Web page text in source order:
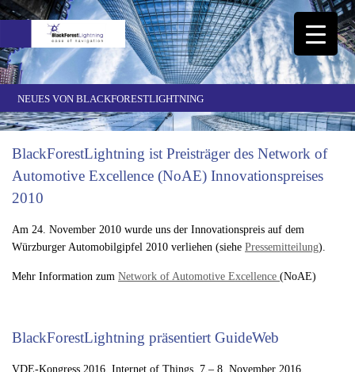
NEUES VON BLACKFORESTLIGHTNING
BlackForestLightning ist Preisträger des Network of
Automotive Excellence (NoAE) Innovationspreises
2010
Am 24. November 2010 wurde uns der Innovationspreis auf dem
Würzburger Automobilgipfel 2010 verliehen (siehe Pressemitteilung).
Mehr Information zum Network of Automotive Excellence (NoAE)
BlackForestLightning präsentiert GuideWeb
VDE-Kongress 2016, Internet of Things, 7.– 8. November 2016,